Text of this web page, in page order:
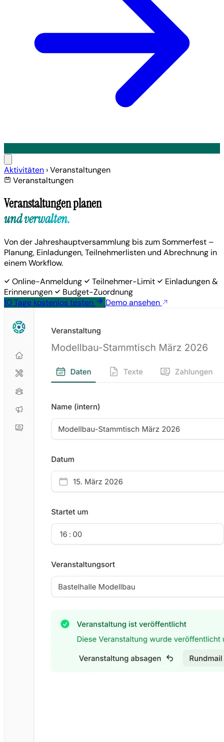
Aktivitäten ›Veranstaltungen
Veranstaltungen
Veranstaltungen planen
und verwalten.
Von der Jahreshauptversammlung bis zum Sommerfest –
Planung, Einladungen, Teilnehmerlisten und Abrechnung in
einem Workflow.
Online-Anmeldung
Teilnehmer-Limit
Einladungen &
Erinnerungen
Budget-Zuordnung
10 Tage kostenlostesten Demo ansehen